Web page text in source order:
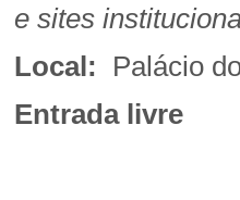
e sites
Local: Palácio
Entrada livre